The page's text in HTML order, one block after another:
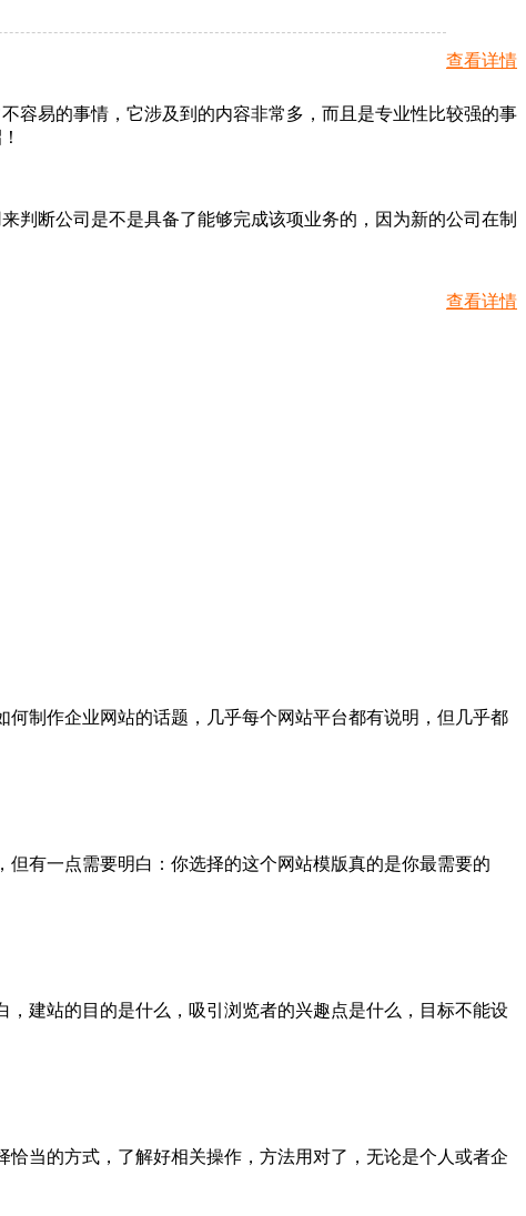
查看详情
容易的事情，它涉及到的内容非常多，而且是专业性比较强的事
判断公司是不是具备了能够完成该项业务的，因为新的公司在制
查看详情
制作企业网站的话题，几乎每个网站平台都有说明，但几乎都
有一点需要明白：你选择的这个网站模版真的是你最需要的
建站的目的是什么，吸引浏览者的兴趣点是什么，目标不能设
当的方式，了解好相关操作，方法用对了，无论是个人或者企